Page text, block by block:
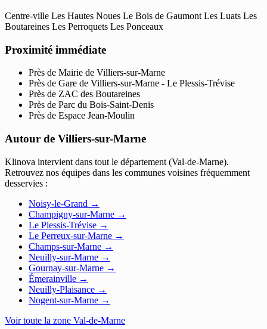
Centre-ville Les Hautes Noues Le Bois de Gaumont Les Luats Les
Boutareines Les Perroquets Les Ponceaux
Proximité immédiate
Près de Mairie de Villiers-sur-Marne
Près de Gare de Villiers-sur-Marne - Le Plessis-Trévise
Près de ZAC des Boutareines
Près de Parc du Bois-Saint-Denis
Près de Espace Jean-Moulin
Autour de Villiers-sur-Marne
Klinova intervient dans tout le département (Val-de-Marne).
Retrouvez nos équipes dans les communes voisines fréquemment
desservies :
Noisy-le-Grand →
Champigny-sur-Marne →
Le Plessis-Trévise →
Le Perreux-sur-Marne →
Champs-sur-Marne →
Neuilly-sur-Marne →
Gournay-sur-Marne →
Émerainville →
Neuilly-Plaisance →
Nogent-sur-Marne →
Voir toute la zone Val-de-Marne